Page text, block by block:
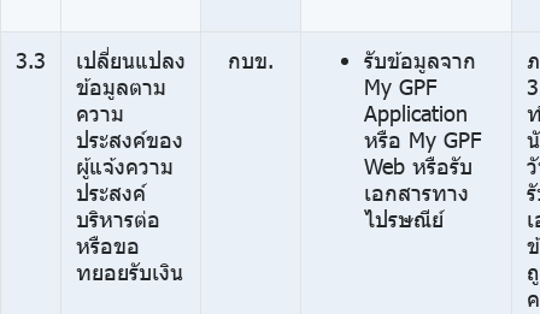
3.3
เปลี่ยนแปลง
ข้อมูลตาม
ความ
ประสงค์ของ
ผู้แจ้งความ
ประสงค์
บริหารต่อ
หรือขอ
ทยอยรับเงิน
กบข.
รับข้อมูลจาก
My GPF
Application
หรือ My GPF
Web หรือรับ
เอกสารทาง
ไปรษณีย์